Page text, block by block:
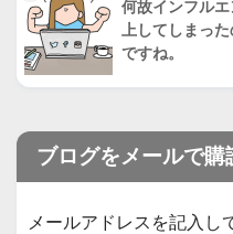
何故インフル
上してしまっ
ですね。
ブログをメールで購
メールアドレスを記入し